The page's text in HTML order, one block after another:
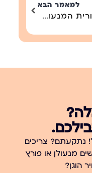
למאמר הבא
היסטורית המנעולים והפריצה : מהעת העתיקה ועד ימינו
נתקעתם? צריכים
מנעולן או פורץ
הוגן?